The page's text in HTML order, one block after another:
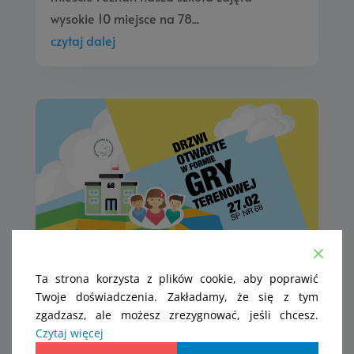
wysokie 10 miejsce na 78...
czytaj dalej
Drzwi otwarte
lis 2, 2021|Aktualności,Wydarzenia
Szanowni Państwo serdecznie zapraszamy
Ta strona korzysta z plików cookie, aby poprawić
Twoje doświadczenia. Zakładamy, że się z tym
zgadzasz, ale możesz zrezygnować, jeśli chcesz.
Czytaj więcej